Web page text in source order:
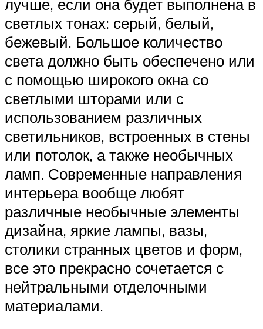
лучше, если она будет выполнена в
светлых тонах: серый, белый,
бежевый. Большое количество
света должно быть обеспечено или
с помощью широкого окна со
светлыми шторами или с
использованием различных
светильников, встроенных в стены
или потолок, а также необычных
ламп. Современные направления
интерьера вообще любят
различные необычные элементы
дизайна, яркие лампы, вазы,
столики странных цветов и форм,
все это прекрасно сочетается с
нейтральными отделочными
материалами.